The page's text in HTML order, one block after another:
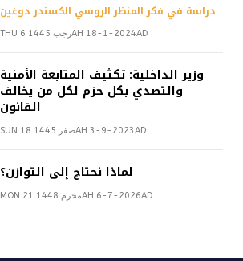
دراسة في فكر المنظر الروسي الكسندر دوغين
THU 6 رجب 1445AH 18-1-2024AD
وزير الداخلية: تكثيف المتابعة الأمنية
والتصدي بكل حزم لكل من يخالف
القانون
SUN 18 صفر 1445AH 3-9-2023AD
لماذا نحتاج إلى التوازن؟
MON 21 محرم 1448AH 6-7-2026AD